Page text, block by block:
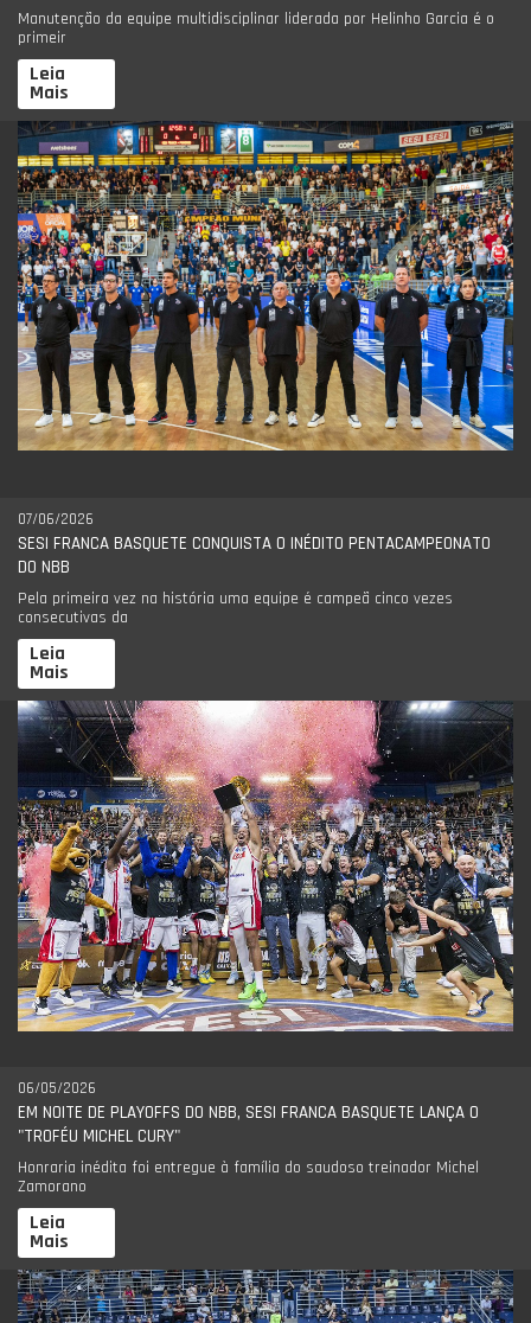
Manutenção da equipe multidisciplinar liderada por Helinho Garcia é o
primeir
Leia
Mais
07/06/2026
SESI FRANCA BASQUETE CONQUISTA O INÉDITO PENTACAMPEONATO
DO NBB
Pela primeira vez na história uma equipe é campeã cinco vezes
consecutivas da
Leia
Mais
06/05/2026
EM NOITE DE PLAYOFFS DO NBB, SESI FRANCA BASQUETE LANÇA O
"TROFÉU MICHEL CURY"
Honraria inédita foi entregue à família do saudoso treinador Michel
Zamorano
Leia
Mais